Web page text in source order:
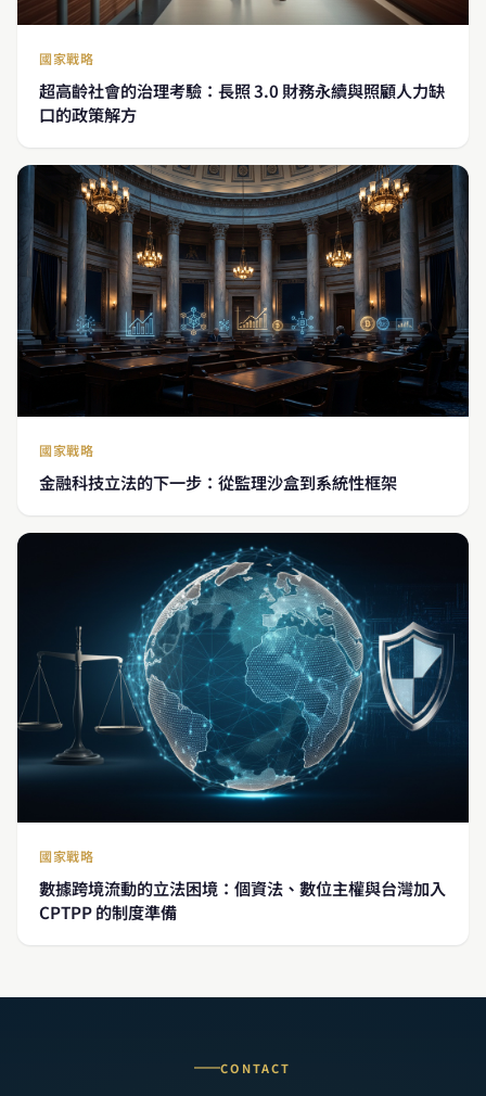
國家戰略
超高齡社會的治理考驗：長照 3.0 財務永續與照顧人力缺
口的政策解方
國家戰略
金融科技立法的下一步：從監理沙盒到系統性框架
國家戰略
數據跨境流動的立法困境：個資法、數位主權與台灣加入
CPTPP 的制度準備
CONTACT